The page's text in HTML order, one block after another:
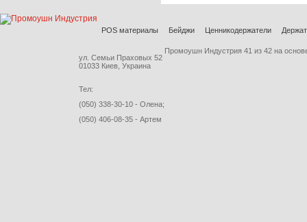
POS материалы Бейджи Ценникодержатели
ул. Семьи Праховых 52
01033 Киев, Украина
Тел:
(050) 338-30-10 - Олена;
(050) 406-08-35 - Артем
Промоушн Индустрия 41 из 42 на